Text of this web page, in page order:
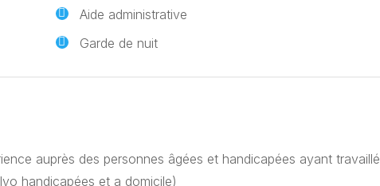
Aide administrative
Garde de nuit
auprès des personnes âgées et handicapées ayant travaillé
handicapées et a domicile)